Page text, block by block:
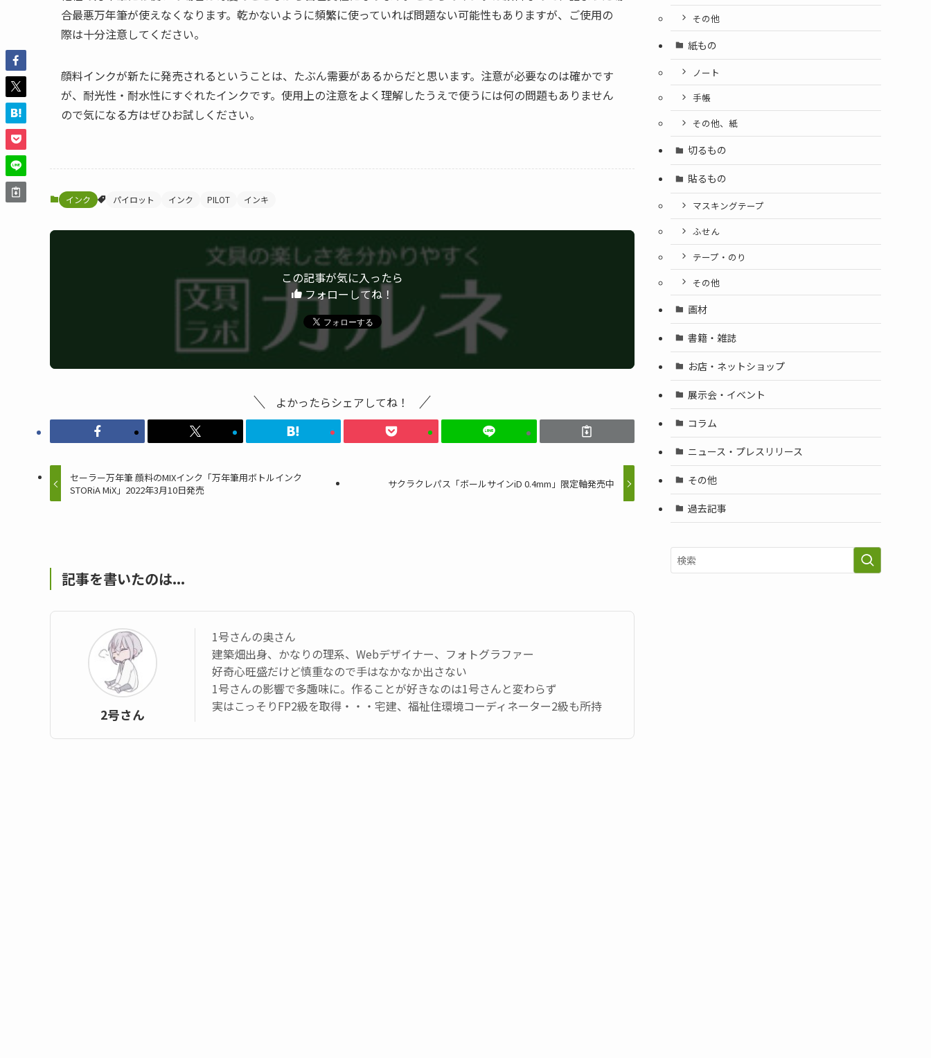
合最悪万年筆が使えなくなります。乾かないように頻繁に使っていれば問題ない可能性もありますが、ご使用の
際は十分注意してください。
顔料インクが新たに発売されるということは、たぶん需要があるからだと思います。注意が必要なのは確かです
が、耐光性・耐水性にすぐれたインクです。使用上の注意をよく理解したうえで使うには何の問題もありません
ので気になる方はぜひお試しください。
インク パイロット インク PILOT インキ
この記事が気に入ったら
フォローしてね！
よかったらシェアしてね！
セーラー万年筆 顔料のMIXインク「万年筆用ボトルインク
STORiA MiX」2022年3月10日発売
サクラクレパス「ボールサインiD 0.4mm」限定軸発売中
記事を書いたのは...
2号さん
1号さんの奥さん
建築畑出身、かなりの理系、Webデザイナー、フォトグラファー
好奇心旺盛だけど慎重なので手はなかなか出さない
1号さんの影響で多趣味に。作ることが好きなのは1号さんと変わらず
実はこっそりFP2級を取得・・・宅建、福祉住環境コーディネーター2級も所持
その他
紙もの
ノート
手帳
その他、紙
切るもの
貼るもの
マスキングテープ
ふせん
テープ・のり
その他
画材
書籍・雑誌
お店・ネットショップ
展示会・イベント
コラム
ニュース・プレスリリース
その他
過去記事